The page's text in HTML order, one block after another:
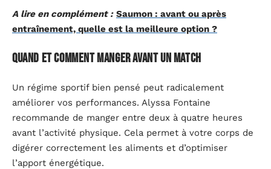
A lire en complément : Saumon : avant ou après
entraînement, quelle est la meilleure option ?
Quand et comment manger avant un match
Un régime sportif bien pensé peut radicalement
améliorer vos performances. Alyssa Fontaine
recommande de manger entre deux à quatre heures
avant l’activité physique. Cela permet à votre corps de
digérer correctement les aliments et d’optimiser
l’apport énergétique.